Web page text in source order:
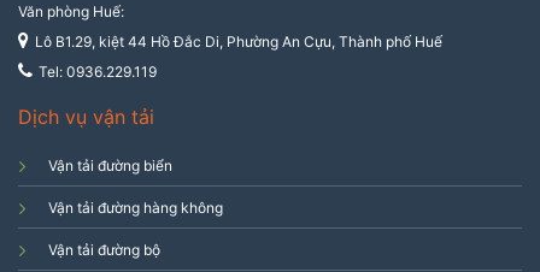
Văn phòng Huế:
Lô B1.29, kiệt 44 Hồ Đắc Di, Phường An Cựu, Thành phố Huế
Tel: 0936.229.119
Dịch vụ vận tải
Vận tải đường biển
Vận tải đường hàng không
Vận tải đường bộ